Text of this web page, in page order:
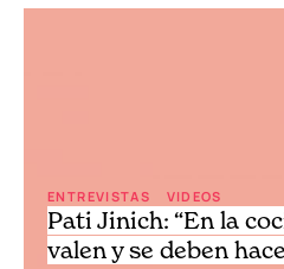
ENTREVISTAS VIDEOS
Pati Jinich: “En la
valen y se deben